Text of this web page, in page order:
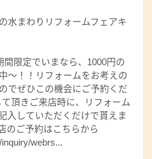
水まわりリフォームフェアキ
限定でいまなら、1000円の
～！！リフォームをお考えの
でぜひこの機会にご予約くだ
頂きご来店時に、リフォーム
入していただくだけで貰えま
ご予約はこちらから
webrs...